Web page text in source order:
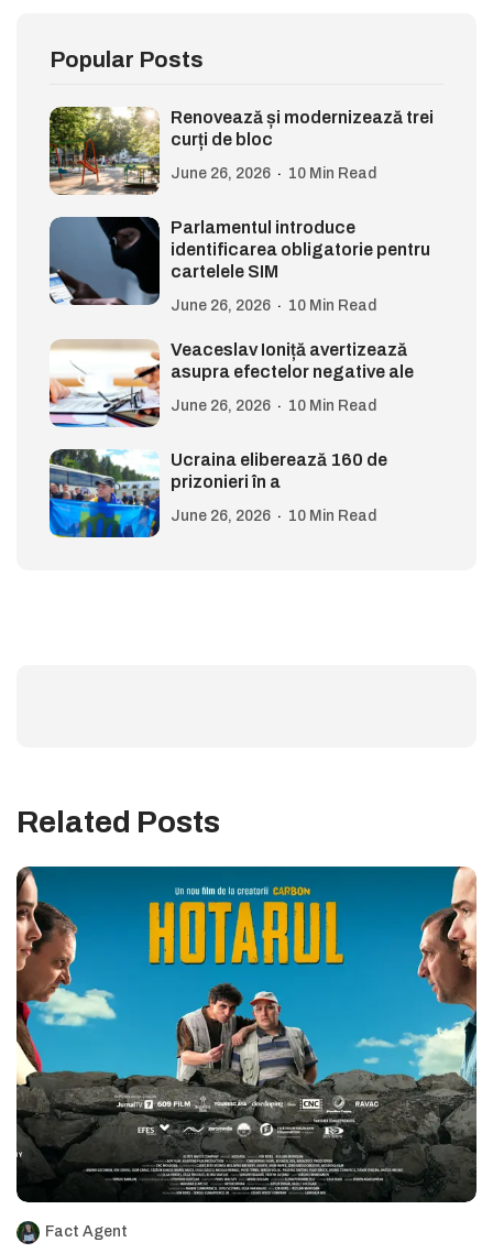
Popular Posts
Renovează și modernizează trei
curți de bloc
June 26, 2026 10 Min Read
Parlamentul introduce
identificarea obligatorie pentru
cartelele SIM
June 26, 2026 10 Min Read
Veaceslav Ioniță avertizează
asupra efectelor negative ale
June 26, 2026 10 Min Read
Ucraina eliberează 160 de
prizonieri în a
June 26, 2026 10 Min Read
Related Posts
Fact Agent